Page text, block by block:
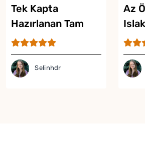
Tek Kapta
Hazırlanan Tam
Ölçülü Kek Tarifi
Selinhdr
Az